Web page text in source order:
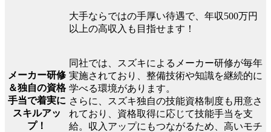
大手ならではの手厚い待遇で、年収500万円
以上の高収入も目指せます！
メーカー研修
＆独自の資格
手当で着実に
スキルアッ
プ！
同社では、スズキによるメーカー研修が毎年
実施されており、整備技術や知識を継続的に
学べる環境があります。
さらに、スズキ独自の技能資格制度も用意さ
れており、資格取得に応じて技能手当を支
給。収入アップにもつながるため、高いモチ